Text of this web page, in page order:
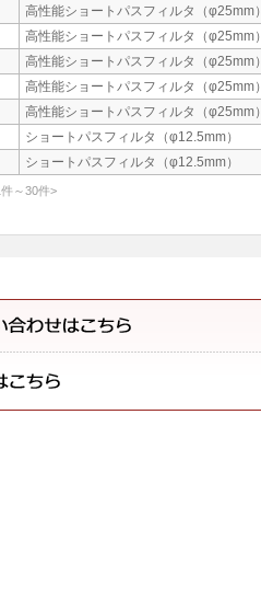
高性能ショートパスフィルタ（φ25mm）
高性能ショートパスフィルタ（φ25mm）
高性能ショートパスフィルタ（φ25mm）
高性能ショートパスフィルタ（φ25mm）
高性能ショートパスフィルタ（φ25mm）
ショートパスフィルタ（φ12.5mm）
ショートパスフィルタ（φ12.5mm）
件～30件>